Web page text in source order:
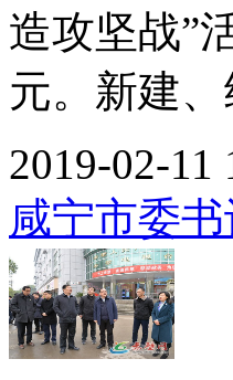
造攻坚战”
元。新建
2019-02-11
咸宁市委